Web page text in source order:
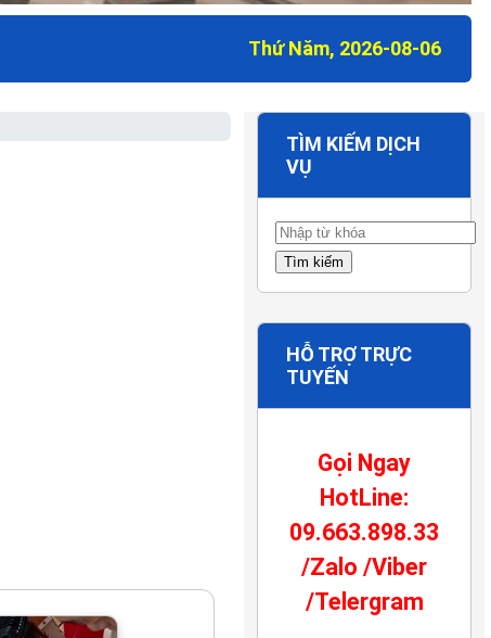
Thứ Năm, 2026-08-06
TÌM KIẾM DỊCH
VỤ
HỖ TRỢ TRỰC
TUYẾN
Gọi Ngay
HotLine:
09.663.898.33
/Zalo /Viber
/Telergram